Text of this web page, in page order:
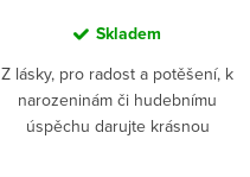
Skladem
Z lásky, pro radost a potěšení, k
narozeninám či hudebnímu
úspěchu darujte krásnou